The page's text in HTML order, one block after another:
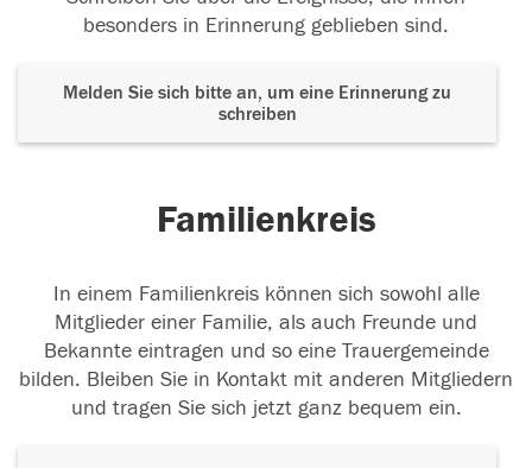
besonders in Erinnerung geblieben sind.
Melden Sie sich bitte an, um eine Erinnerung zu
schreiben
Familienkreis
In einem Familienkreis können sich sowohl alle
Mitglieder einer Familie, als auch Freunde und
Bekannte eintragen und so eine Trauergemeinde
bilden. Bleiben Sie in Kontakt mit anderen Mitgliedern
und tragen Sie sich jetzt ganz bequem ein.